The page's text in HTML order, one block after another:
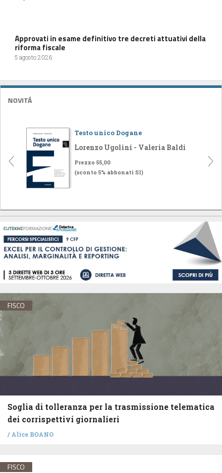
Approvati in esame definitivo tre decreti attuativi della
riforma fiscale
5 agosto 2026
NOVITÁ
Testo unico Dogane
Lorenzo Ugolini - Valeria Baldi
Prezzo 55,00
(sconto 5% abbonati SI)
FISCO
Soglia di tolleranza per la trasmissione telematica
dei corrispettivi giornalieri
/ Alice BOANO
FISCO